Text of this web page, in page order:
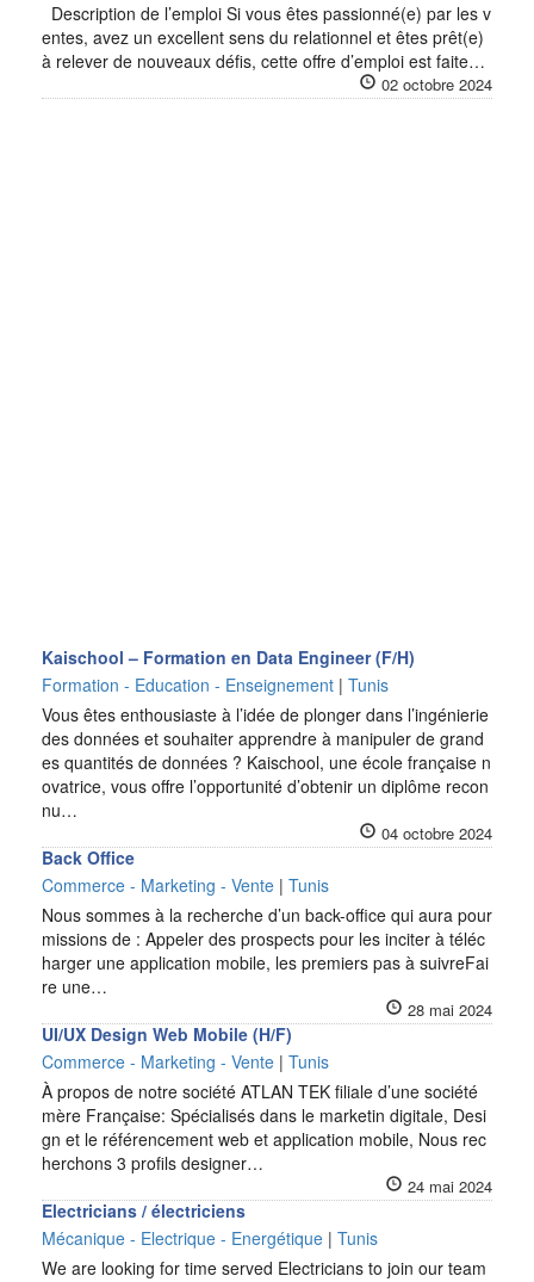
Description de l’emploi Si vous êtes passionné(e) par les v
entes, avez un excellent sens du relationnel et êtes prêt(e)
à relever de nouveaux défis, cette offre d’emploi est faite…
02 octobre 2024
Kaischool – Formation en Data Engineer (F/H)
Formation - Education - Enseignement | Tunis
Vous êtes enthousiaste à l’idée de plonger dans l’ingénierie
des données et souhaiter apprendre à manipuler de grand
es quantités de données ? Kaischool, une école française n
ovatrice, vous offre l’opportunité d’obtenir un diplôme recon
nu…
04 octobre 2024
Back Office
Commerce - Marketing - Vente | Tunis
Nous sommes à la recherche d’un back-office qui aura pour
missions de : Appeler des prospects pour les inciter à téléc
harger une application mobile, les premiers pas à suivreFai
re une…
28 mai 2024
UI/UX Design Web Mobile (H/F)
Commerce - Marketing - Vente | Tunis
À propos de notre société ATLAN TEK filiale d’une société
mère Française: Spécialisés dans le marketin digitale, Desi
gn et le référencement web et application mobile, Nous rec
herchons 3 profils designer…
24 mai 2024
Electricians / électriciens
Mécanique - Electrique - Energétique | Tunis
We are looking for time served Electricians to join our team